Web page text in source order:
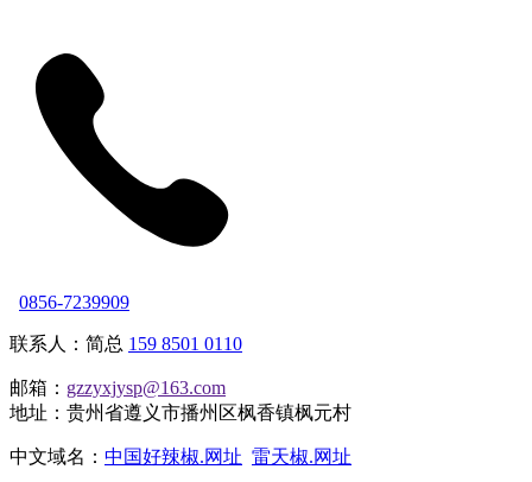
0856-7239909
联系人：简总 159 8501 0110
邮箱： gzzyxjysp@163.com
地址：贵州省遵义市播州区枫香镇枫元村
中文域名： 中国好辣椒.网址 雷天椒.网址